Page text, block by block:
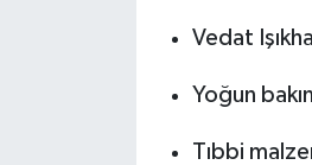
Vedat
Yoğun
Tıbbi